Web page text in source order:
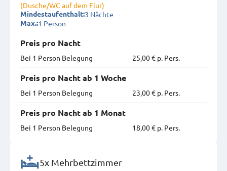
(Dusche/WC auf dem Flur)
Mindestaufenthalt:3 Nächte
Max.:1 Person
Preis pro Nacht
Bei 1 Person Belegung
25,00 € p. Pers.
Preis pro Nacht ab 1 Woche
Bei 1 Person Belegung
23,00 € p. Pers.
Preis pro Nacht ab 1 Monat
Bei 1 Person Belegung
18,00 € p. Pers.
5x Mehrbettzimmer